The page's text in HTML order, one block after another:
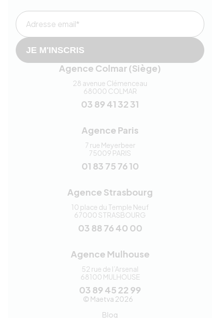
Adresse email*
JE M'INSCRIS
Agence Colmar (Siège)
28 avenue Clémenceau
68000 COLMAR
03 89 41 32 31
Agence Paris
7 rue Meyerbeer
75009 PARIS
01 83 75 76 10
Agence Strasbourg
10 place du Temple Neuf
67000 STRASBOURG
03 88 76 40 00
Agence Mulhouse
52 rue de l’Arsenal
68100 MULHOUSE
03 89 45 22 99
© Maetva 2026
Blog